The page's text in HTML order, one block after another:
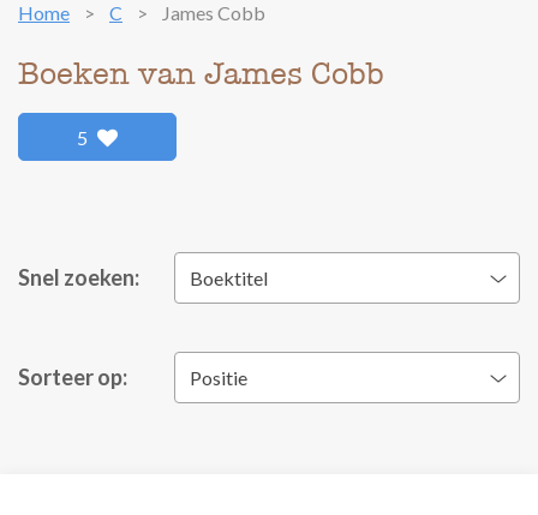
Home C James Cobb
Boeken van James Cobb
5
Snel zoeken: Boektitel
Sorteer op: Positie